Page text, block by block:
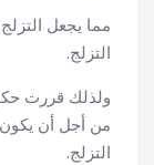
مما يجعل
التزلج.
ولذلك قررت
من أجل أن يكون
التزلج.